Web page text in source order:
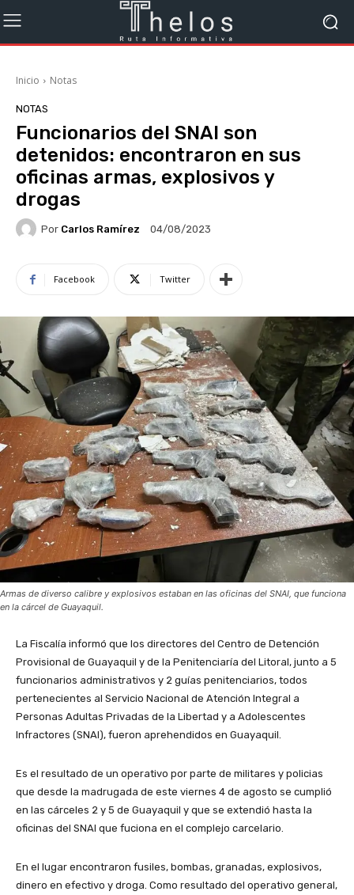
Inicio Notas
NOTAS
Funcionarios del SNAI son
detenidos: encontraron en sus
oficinas armas, explosivos y
drogas
Por Carlos Ramírez 04/08/2023
Facebook Twitter
Armas de diverso calibre y explosivos estaban en las oficinas del SNAI, que funciona
en la cárcel de Guayaquil.
La Fiscalía informó que los directores del Centro de Detención
Provisional de Guayaquil y de la Penitenciaría del Litoral, junto a 5
funcionarios administrativos y 2 guías penitenciarios, todos
pertenecientes al Servicio Nacional de Atención Integral a
Personas Adultas Privadas de la Libertad y a Adolescentes
Infractores (SNAI), fueron aprehendidos en Guayaquil.
Es el resultado de un operativo por parte de militares y policias
que desde la madrugada de este viernes 4 de agosto se cumplió
en las cárceles 2 y 5 de Guayaquil y que se extendió hasta la
oficinas del SNAI que fuciona en el complejo carcelario.
En el lugar encontraron fusiles, bombas, granadas, explosivos,
dinero en efectivo y droga. Como resultado del operativo general,